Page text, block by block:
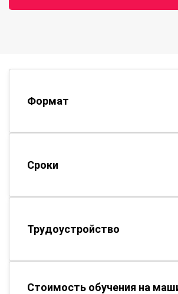
Формат
Сроки
Трудоустройство
Стоимость обучения на